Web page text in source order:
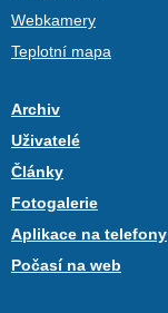
Webkamery
Teplotní mapa
Archiv
Uživatelé
Články
Fotogalerie
Aplikace na telefony
Počasí na web